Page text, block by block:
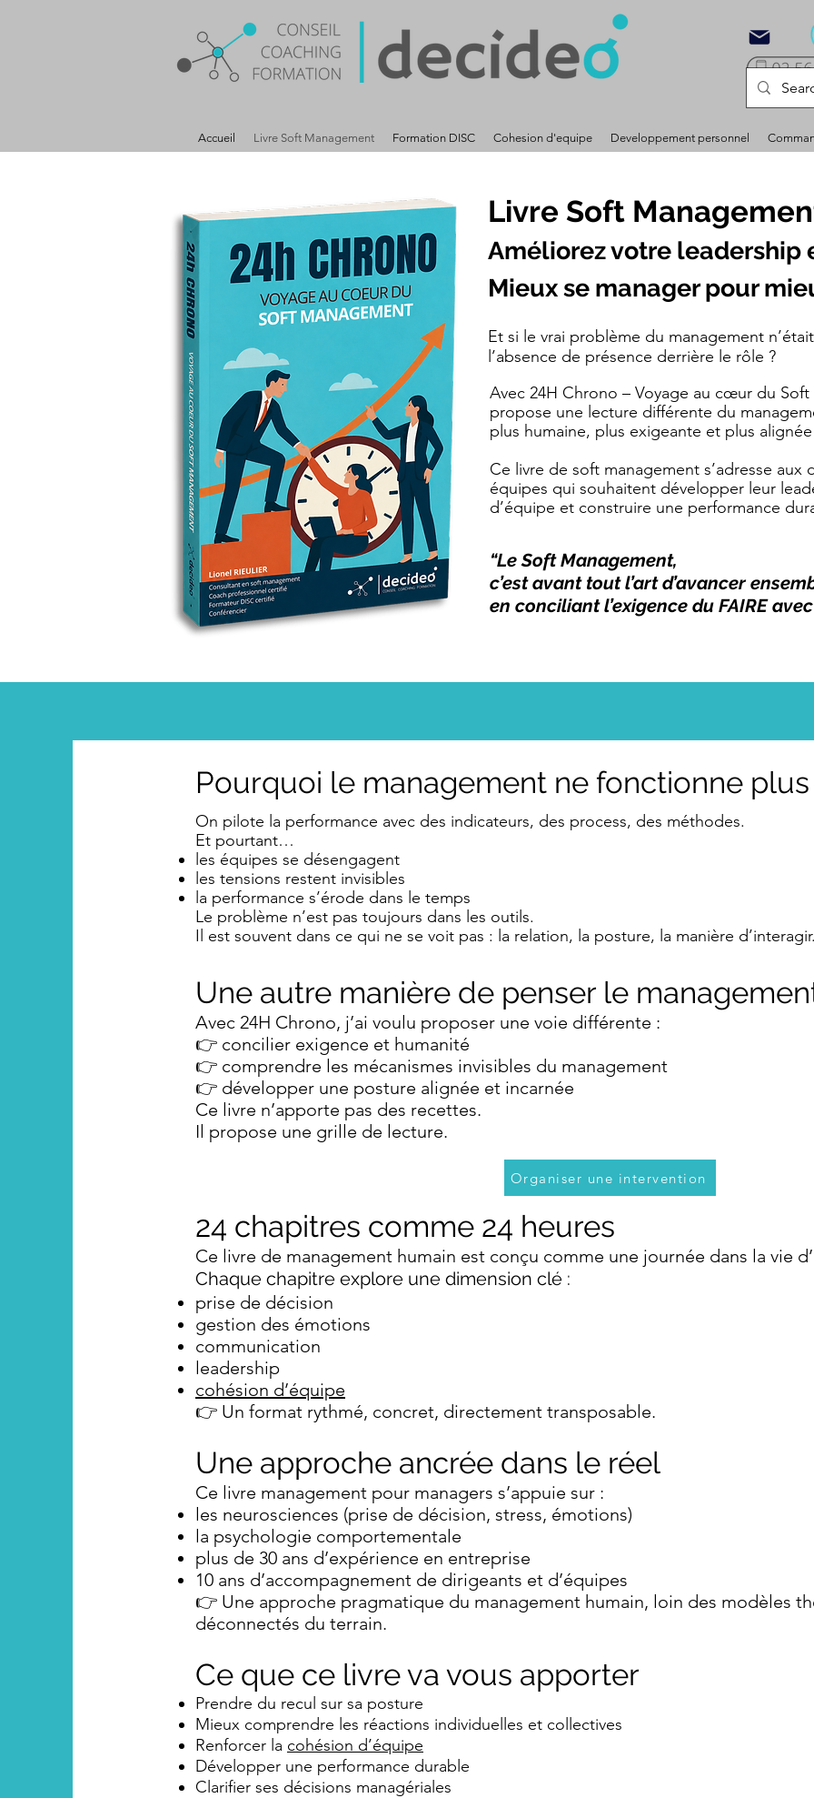
Accueil Livre Soft Management Formation DISC Cohesion d'equipe Developpement personnel
Livre Soft
Améliorez votre leadership
Mieux se manager pour
Et si le vrai problème du management
l’absence de présence derrière le rôle ?
Avec 24H Chrono – Voyage au cœur du
propose une lecture différente du
plus humaine, plus exigeante et plus
Ce livre de soft management s’adresse aux
équipes qui souhaitent développer leur
d’équipe et construire une performance
“Le Soft Management,
c’est avant tout l’art d’avancer
en conciliant l’exigence du FAIRE
Page « À propos ». Utilisez cet espace pour
faites et ce que vous proposez sur votre site.
personnaliser le contenu. Ajoutez des détails
Pourquoi le management ne fonctionne
On pilote la performance avec des indicateurs, des process, des méthodes.
Et pourtant…
les équipes se désengagent
les tensions restent invisibles
la performance s’érode dans le temps
Le problème n’est pas toujours dans les outils.
Il est souvent dans ce qui ne se voit pas : la relation, la posture, la manière d’interagir.
Une autre manière de penser le
Avec 24H Chrono, j’ai voulu proposer une voie différente :
👉 concilier exigence et humanité
👉 comprendre les mécanismes invisibles du management
👉 développer une posture alignée et incarnée
Ce livre n’apporte pas des recettes.
Il propose une grille de lecture.
24 chapitres comme 24 heures
Ce livre de management humain est conçu comme une journée dans la vie
Chaque chapitre explore une dimension clé :
prise de décision
gestion des émotions
communication
leadership
cohésion d’équipe
👉 Un format rythmé, concret, directement transposable.
Une approche ancrée dans le réel
Ce livre management pour managers s’appuie sur :
les neurosciences (prise de décision, stress, émotions)
la psychologie comportementale
plus de 30 ans d’expérience en entreprise
10 ans d’accompagnement de dirigeants et d’équipes
👉 Une approche pragmatique du management humain, loin des modèles
déconnectés du terrain.
Ce que ce livre va vous apporter
Prendre du recul sur sa posture
Mieux comprendre les réactions individuelles et collectives
Renforcer la cohésion d’équipe
Développer une performance durable
Clarifier ses décisions managériales
Organiser une intervention